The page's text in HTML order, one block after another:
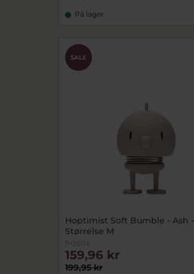
På lager
SALE
Hoptimist Soft Bumble - Ash -
Størrelse M
fh26114
199,95 kr
159,96 kr